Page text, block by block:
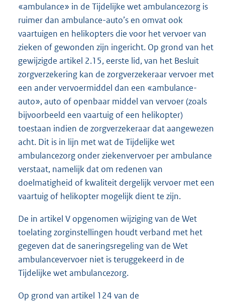
«ambulance» in de Tijdelijke wet ambulancezorg is
ruimer dan ambulance-auto’s en omvat ook
vaartuigen en helikopters die voor het vervoer van
zieken of gewonden zijn ingericht. Op grond van het
gewijzigde artikel 2.15, eerste lid, van het Besluit
zorgverzekering kan de zorgverzekeraar vervoer met
een ander vervoermiddel dan een «ambulance-
auto», auto of openbaar middel van vervoer (zoals
bijvoorbeeld een vaartuig of een helikopter)
toestaan indien de zorgverzekeraar dat aangewezen
acht. Dit is in lijn met wat de Tijdelijke wet
ambulancezorg onder ziekenvervoer per ambulance
verstaat, namelijk dat om redenen van
doelmatigheid of kwaliteit dergelijk vervoer met een
vaartuig of helikopter mogelijk dient te zijn.
De in artikel V opgenomen wijziging van de Wet
toelating zorginstellingen houdt verband met het
gegeven dat de saneringsregeling van de Wet
ambulancevervoer niet is teruggekeerd in de
Tijdelijke wet ambulancezorg.
Op grond van artikel 124 van de